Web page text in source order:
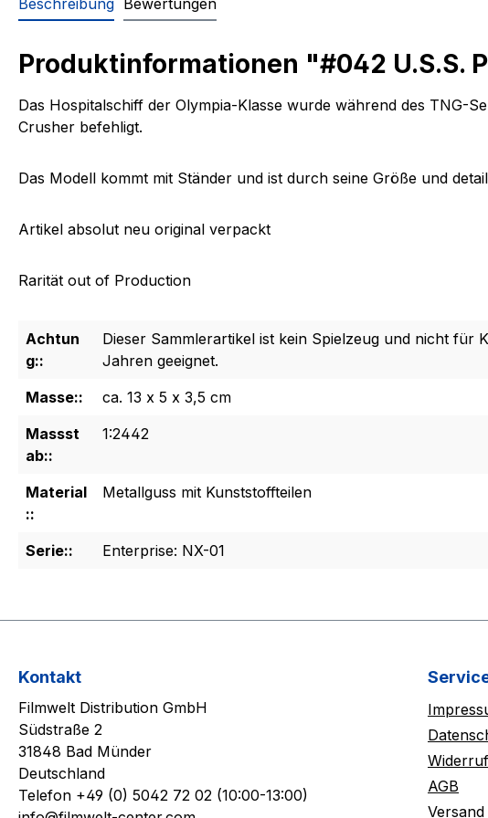
Beschreibung Bewertungen
Produktinformationen "#042 U.S.S.
Das Hospitalschiff der Olympia-Klasse wurde während des TNG-
Crusher befehligt.
Das Modell kommt mit Ständer und ist durch seine Größe und
Artikel absolut neu original verpackt
Rarität out of Production
Achtun
g::
Dieser Sammlerartikel ist kein Spielzeug und nicht für
Jahren geeignet.
Masse::
ca. 13 x 5 x 3,5 cm
Massst
ab::
1:2442
Material
::
Metallguss mit Kunststoffteilen
Serie:: Enterprise: NX-01
Kontakt
Filmwelt Distribution GmbH
Südstraße 2
31848 Bad Münder
Deutschland
Telefon +49 (0) 5042 72 02 (10:00-13:00)
AGB